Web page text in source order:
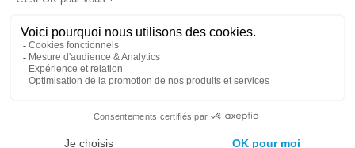
Dépannage
Le magasin